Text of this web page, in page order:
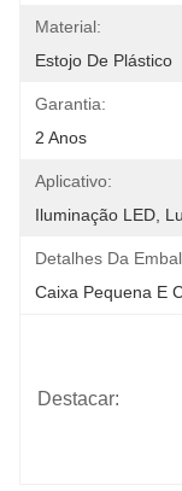
Material:
Estojo De Plástico
Garantia:
2 Anos
Aplicativo:
Iluminação LED,
Detalhes Da
Caixa Pequena E
Destacar: